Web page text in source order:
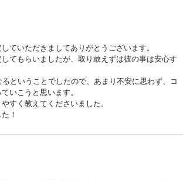
ていただきましてありがとうございます。
てもらいましたが、取り敢えずは彼の事は安心す
ということでしたので、あまり不安に思わず、コ
いこうと思います。
すく教えてくださいました。
！